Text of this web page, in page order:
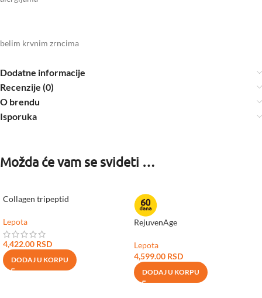
belim krvnim zrncima
Dodatne informacije
Recenzije (0)
O brendu
Isporuka
Možda će vam se svideti …
Collagen tripeptid
Lepota
4,422.00 RSD
DODAJ U KORPU
RejuvenAge
Lepota
4,599.00 RSD
DODAJ U KORPU